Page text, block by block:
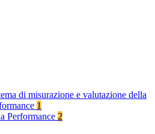
di misurazione e valutazione della
1
Performance 2